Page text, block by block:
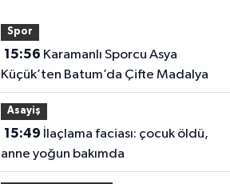
Spor
15:56
Küçük’ten Batum’da Çifte Madalya
Asayiş
15:49
anne yoğun bakımda